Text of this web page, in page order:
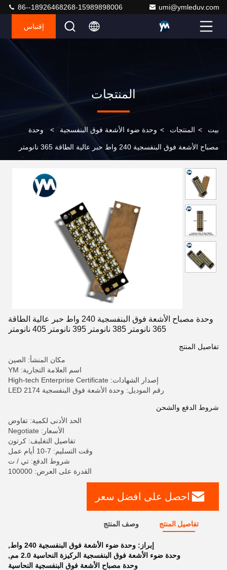
umi@ymleduv.com
86--18926468268-15989898006
إقتباس
المنتجات
بيت > المنتجات > وحدة ضوء الأشعة فوق البنفسجية > وحدة
مصباح الأشعة فوق البنفسجية 240 واط حبر عالية الطاقة 365 نانومتر
وحدة مصباح الأشعة فوق البنفسجية 240 واط حبر عالية الطاقة
365 نانومتر 385 نانومتر 395 نانومتر 405 نانومتر
تفاصيل المنتج
مكان المنشأ: الصين
اسم العلامة التجارية: YM
إصدار الشهادات: High-tech Enterprise Certificate
رقم الموديل: وحدة الأشعة فوق البنفسجية LED 2174
شروط الدفع والشحن
الحد الأدنى لكمية: تفاوض
الأسعار: Negotiate
تفاصيل التغليف: كرتون
وقت التسليم: 7-10 أيام عمل
شروط الدفع: تي / ت
القدرة على العرض: 100000
احصل على افضل سعر
تفاصيل المنتج وصف المنتج
إبراز: وحدة ضوء الأشعة فوق البنفسجية 240 واط
,
وحدة ضوء الأشعة فوق البنفسجية الركيزة النحاسية 2.0 مم
,
وحدة مصباح الأشعة فوق البنفسجية النحاسية